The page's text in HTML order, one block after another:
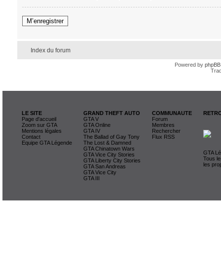
M’enregistrer
Index du forum
Powered by phpBB
LE SITE
Page d'accueil
Zoom sur GTA
Mentions légales
Contact
Equipe GTA Légende
GRAND THEFT AUTO
GTA V
GTA Online
GTA IV
The Ballad of Gay Tony
The Lost & Damned
GTA Chinatown Wars
GTA Vice City Stories
GTA Liberty City Stories
GTA San Andreas
GTA Vice City
GTA III
COMMUNAUTE
Forum
Membres
Rechercher
Flux RSS
GTA
Tous
les